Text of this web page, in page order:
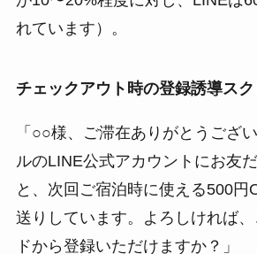
れています）。
チェックアウト時の登録誘導スク
「○○様、ご滞在ありがとうござ
ルのLINE公式アカウントにお友
と、次回ご宿泊時に使える500円
送りしています。よろしければ
ドから登録いただけますか？」